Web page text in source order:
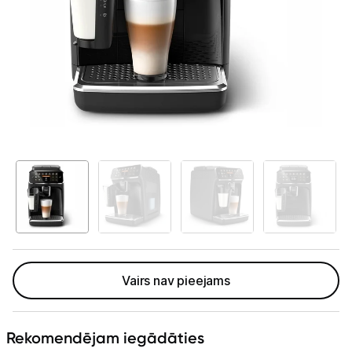
Telefoni, planšetdatori
Viedierīces
Sadzīves tehnika
Lielā tehnika
Mazā tehnika
Kafijas pagatavošana
Vairs nav pieejams
Rekomendējam iegādāties